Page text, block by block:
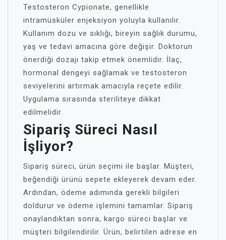
Testosteron Cypionate, genellikle
intramüsküler enjeksiyon yoluyla kullanılır.
Kullanım dozu ve sıklığı, bireyin sağlık durumu,
yaş ve tedavi amacına göre değişir. Doktorun
önerdiği dozajı takip etmek önemlidir. İlaç,
hormonal dengeyi sağlamak ve testosteron
seviyelerini artırmak amacıyla reçete edilir.
Uygulama sırasında steriliteye dikkat
edilmelidir.
Sipariş Süreci Nasıl
İşliyor?
Sipariş süreci, ürün seçimi ile başlar. Müşteri,
beğendiği ürünü sepete ekleyerek devam eder.
Ardından, ödeme adımında gerekli bilgileri
doldurur ve ödeme işlemini tamamlar. Sipariş
onaylandıktan sonra, kargo süreci başlar ve
müşteri bilgilendirilir. Ürün, belirtilen adrese en